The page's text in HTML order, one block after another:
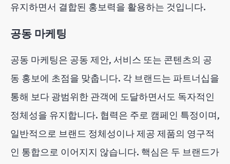
유지하면서 결합된 홍보력을 활용하는 것입니다.
공동 마케팅
공동 마케팅은 공동 제안, 서비스 또는 콘텐츠의 공
동 홍보에 초점을 맞춥니다. 각 브랜드는 파트너십을
통해 보다 광범위한 관객에 도달하면서도 독자적인
정체성을 유지합니다. 협력은 주로 캠페인 특정이며,
일반적으로 브랜드 정체성이나 제공 제품의 영구적
인 통합으로 이어지지 않습니다. 핵심은 두 브랜드가